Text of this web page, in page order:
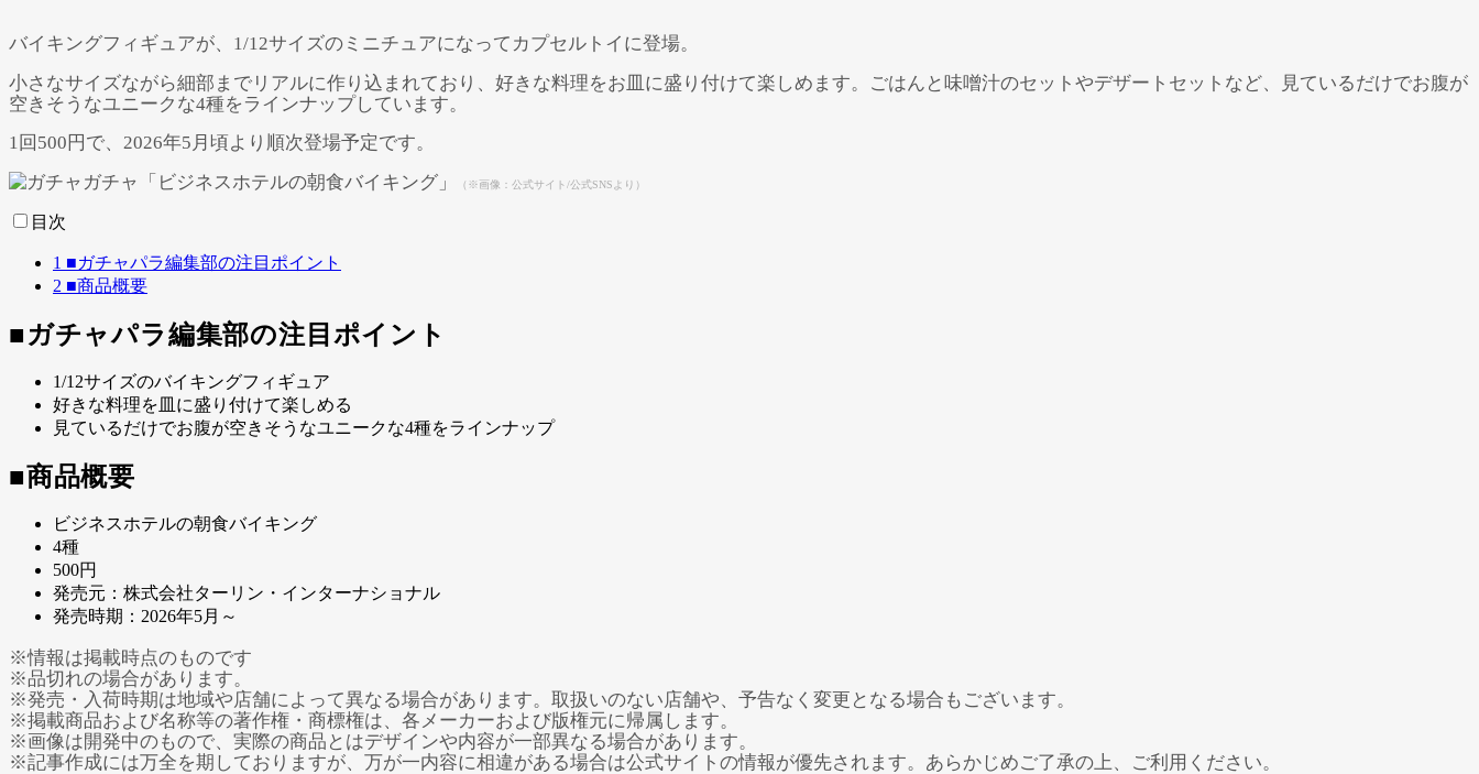
バイキングフィギュアが、1/12サイズのミニチュアになってカプセルトイに登場。
小さなサイズながら細部までリアルに作り込まれており、好きな料理をお皿に盛り付けて楽しめます。ごはんと味噌汁のセットやデザートセットなど、見ているだけでお腹が
空きそうなユニークな4種をラインナップしています。
1回500円で、2026年5月頃より順次登場予定です。
（※画像：公式サイト/公式SNSより）
目次
1 ■ガチャパラ編集部の注目ポイント
2 ■商品概要
■ガチャパラ編集部の注目ポイント
1/12サイズのバイキングフィギュア
好きな料理を皿に盛り付けて楽しめる
見ているだけでお腹が空きそうなユニークな4種をラインナップ
■商品概要
ビジネスホテルの朝食バイキング
4種
500円
発売元：株式会社ターリン・インターナショナル
発売時期：2026年5月～
※情報は掲載時点のものです
※品切れの場合があります。
※発売・入荷時期は地域や店舗によって異なる場合があります。取扱いのない店舗や、予告なく変更となる場合もございます。
※掲載商品および名称等の著作権・商標権は、各メーカーおよび版権元に帰属します。
※画像は開発中のもので、実際の商品とはデザインや内容が一部異なる場合があります。
※記事作成には万全を期しておりますが、万が一内容に相違がある場合は公式サイトの情報が優先されます。あらかじめご了承の上、ご利用ください。